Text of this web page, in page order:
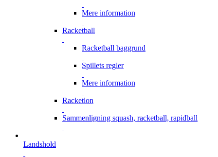
Mere information
Racketball
Racketball baggrund
Spillets regler
Mere information
Racketlon
Sammenligning squash, racketball, rapidball
Landshold